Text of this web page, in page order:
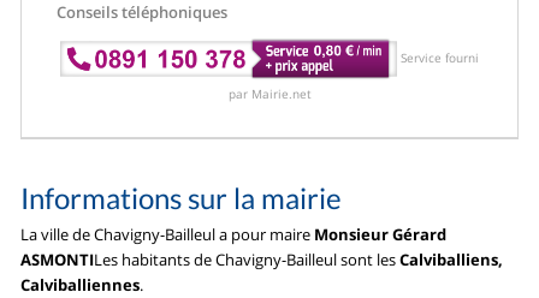
Conseils téléphoniques
Service fourni
par Mairie.net
Informations sur la mairie
La ville de Chavigny-Bailleul a pour maire Monsieur Gérard
ASMONTILes habitants de Chavigny-Bailleul sont lesCalviballiens,
Calviballiennes.